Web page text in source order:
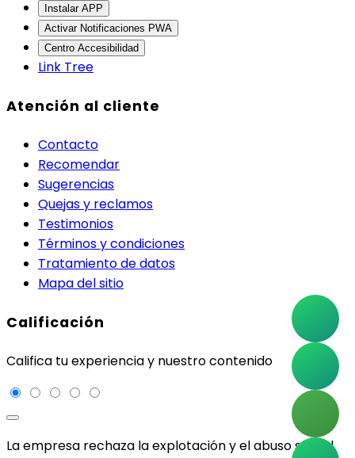
Instalar APP
Activar Notificaciones PWA
Centro Accesibilidad
Link Tree
Atención al cliente
Contacto
Recomendar
Sugerencias
Quejas y reclamos
Testimonios
Términos y condiciones
Tratamiento de datos
Mapa del sitio
Calificación
Califica tu experiencia y nuestro contenido
La empresa rechaza la explotación y el abuso sexual